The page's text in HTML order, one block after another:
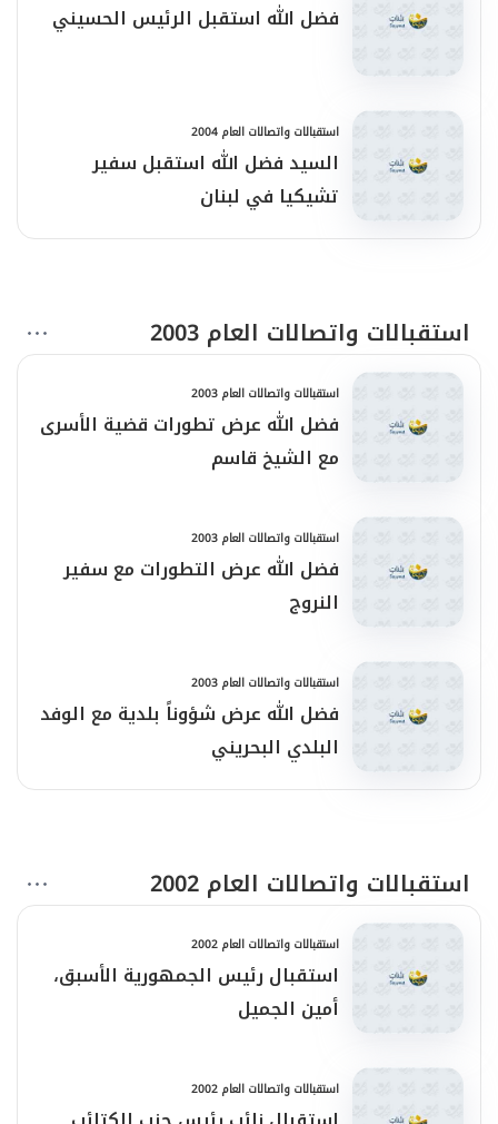
فضل الله استقبل الرئيس الحسيني
استقبالات واتصالات العام 2004
السيد فضل الله استقبل سفير
تشيكيا في لبنان
استقبالات واتصالات العام 2003
استقبالات واتصالات العام 2003
فضل الله عرض تطورات قضية الأسرى
مع الشيخ قاسم
استقبالات واتصالات العام 2003
فضل الله عرض التطورات مع سفير
النروج
استقبالات واتصالات العام 2003
فضل الله عرض شؤوناً بلدية مع الوفد
البلدي البحريني
استقبالات واتصالات العام 2002
استقبالات واتصالات العام 2002
استقبال رئيس الجمهورية الأسبق،
أمين الجميل
استقبالات واتصالات العام 2002